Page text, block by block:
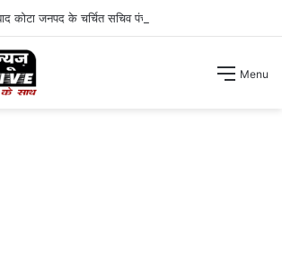
कोटा जनपद के चर्चित सचिव पंचायत से हटाए गए ।
Menu